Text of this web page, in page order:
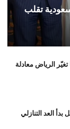
تقلب
الرياض معادلة
العد التنازلي